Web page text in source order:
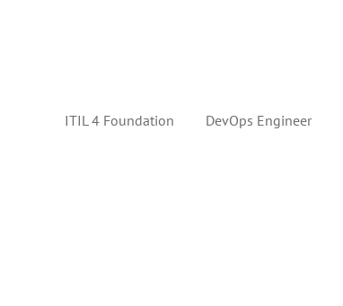
ITIL 4 Foundation DevOps Engineer